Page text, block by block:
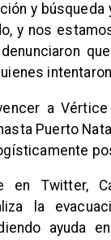
y
y nos
a
Puerto
en Twitter,
la
ayuda